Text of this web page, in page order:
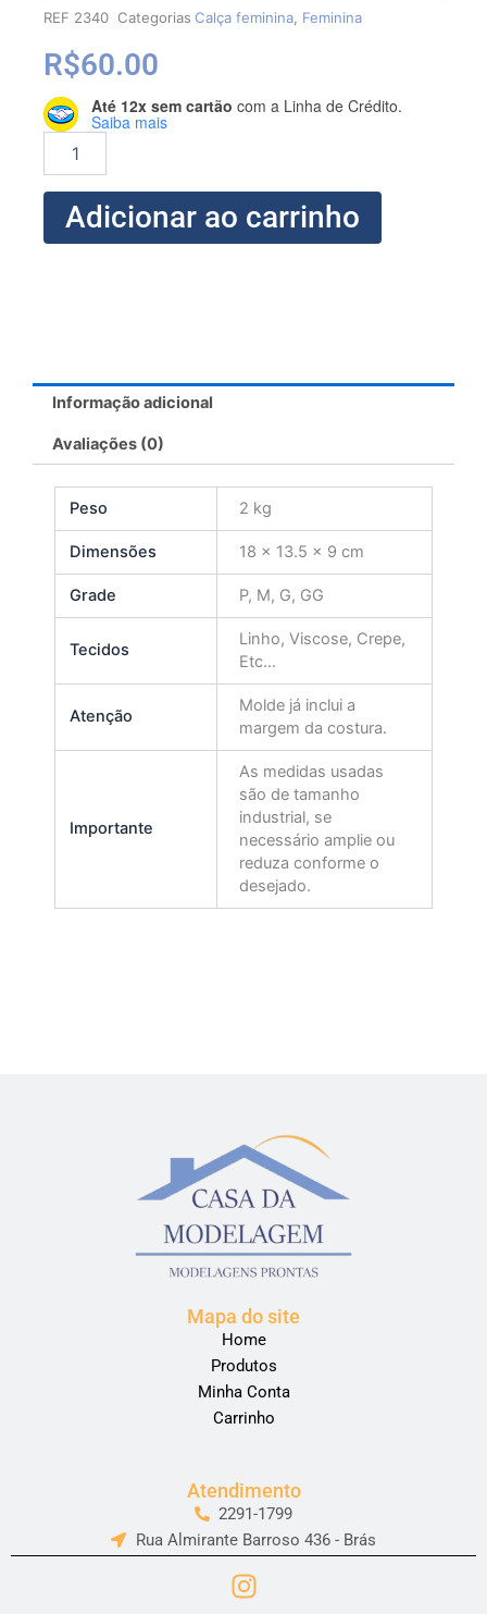
REF 2340 Categorias Calça feminina Feminina
R$60.00
Até 12x sem cartão com a Linha de Crédito.
Saiba mais
Modelagem
CALÇA
PANTALONA
Alfaiataria
quantidade
Adicionar ao carrinho
Informação adicional
Avaliações (0)
Peso 2 kg
Dimensões 18 × 13.5 × 9 cm
Grade P, M, G, GG
Tecidos
Linho, Viscose, Crepe,
Etc…
Atenção
Molde já inclui a
margem da costura.
Importante
As medidas usadas
são de tamanho
industrial, se
necessário amplie ou
reduza conforme o
desejado.
Mapa do site
Home
Produtos
Minha Conta
Carrinho
Atendimento
2291-1799
Rua Almirante Barroso 436 - Brás
I
n